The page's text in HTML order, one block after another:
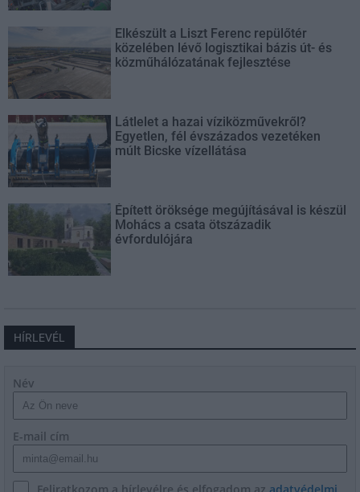
Elkészült a Liszt Ferenc repülőtér
közelében lévő logisztikai bázis út- és
közműhálózatának fejlesztése
Látlelet a hazai víziközművekről?
Egyetlen, fél évszázados vezetéken
múlt Bicske vízellátása
Épített öröksége megújításával is készül
Mohács a csata ötszázadik
évfordulójára
HÍRLEVÉL
Név
E-mail cím